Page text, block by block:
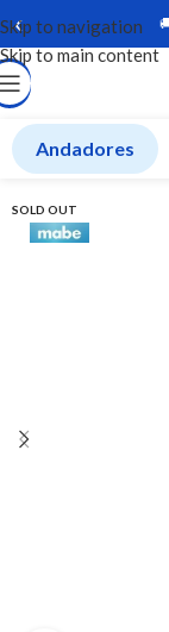
Skip to navigation
Skip to main content
‹
Andadores
SOLD OUT